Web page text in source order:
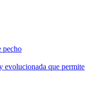
pecho
evolucionada que permite